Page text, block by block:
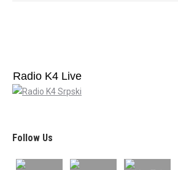
Radio K4 Live
Follow Us